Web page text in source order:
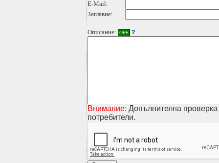
E-Mail:
Заглавие:
Описание: OFF ?
Внимание: Допълнителна
потребители.